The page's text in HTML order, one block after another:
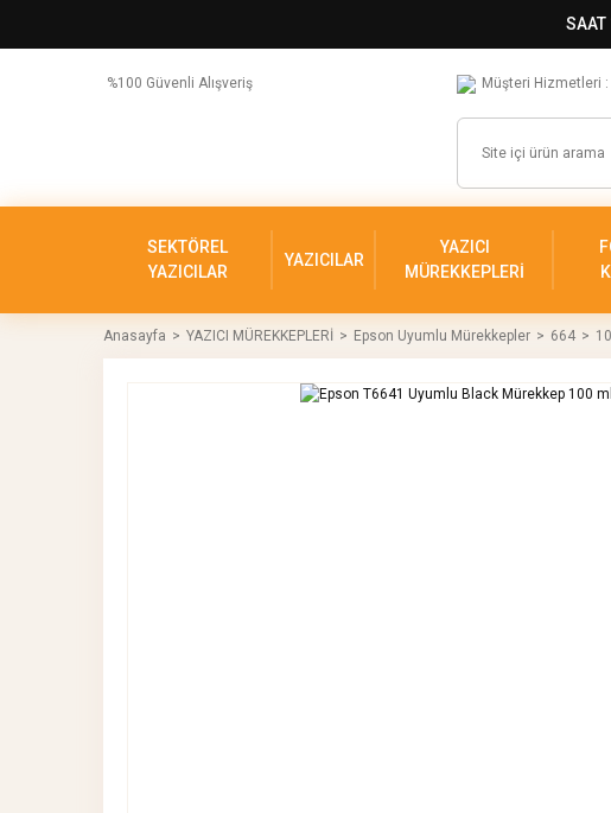
%100 Güvenli Alışveriş Müşteri Hizmetleri :
SEKTÖREL
YAZICILAR
YAZICILAR
YAZICI
MÜREKKEPLERİ
Anasayfa YAZICI MÜREKKEPLERİ Epson Uyumlu Mürekkepler 664